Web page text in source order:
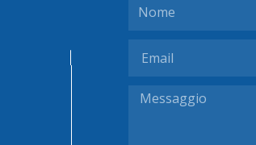
Email
Messaggio